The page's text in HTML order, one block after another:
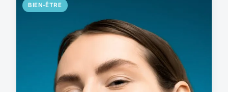
BIEN-ÊTRE